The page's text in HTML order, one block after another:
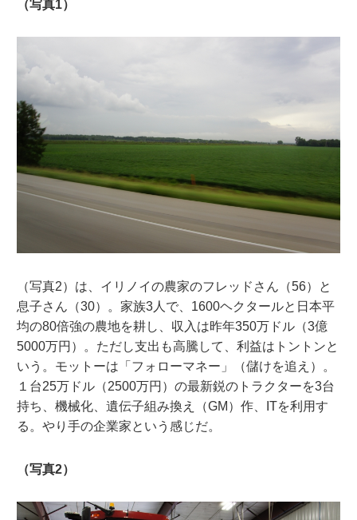
（写真1）
（写真2）は、イリノイの農家のフレッドさん（56）と
息子さん（30）。家族3人で、1600ヘクタールと日本平
均の80倍強の農地を耕し、収入は昨年350万ドル（3億
5000万円）。ただし支出も高騰して、利益はトントンと
いう。モットーは「フォローマネー」（儲けを追え）。
１台25万ドル（2500万円）の最新鋭のトラクターを3台
持ち、機械化、遺伝子組み換え（GM）作、ITを利用す
る。やり手の企業家という感じだ。
（写真2）